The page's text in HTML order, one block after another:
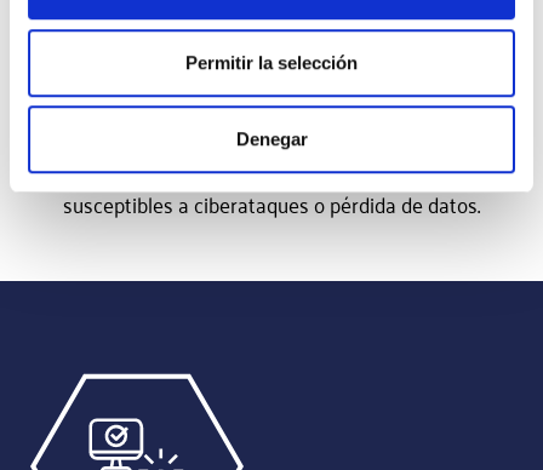
Permitir la selección
Denegar
Seguridad
Los sistemas ERP antiguos pueden tener
vulnerabilidades de seguridad que los hacen
susceptibles a ciberataques o pérdida de datos.